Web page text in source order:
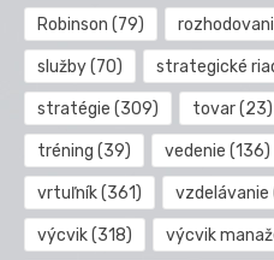
Robinson (79)
služby(70) strategické
stratégie (309) tovar(23)
tréning (39) vedenie (136)
vrtuľník(361) vzdelávanie
výcvik(318) výcvik